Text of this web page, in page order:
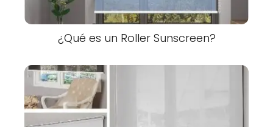
¿Qué es un Roller Sunscreen?